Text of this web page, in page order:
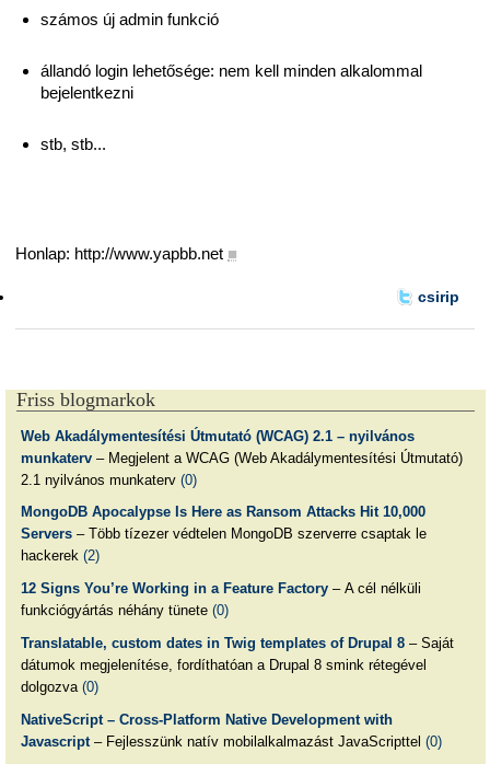
számos új admin funkció
állandó login lehetősége: nem kell minden alkalommal
bejelentkezni
stb, stb...
Honlap: http://www.yapbb.net ■
csirip
Friss blogmarkok
Web Akadálymentesítési Útmutató (WCAG) 2.1 – nyilvános
munkaterv– Megjelent a WCAG (Web Akadálymentesítési Útmutató)
2.1 nyilvános munkaterv (0)
MongoDB Apocalypse Is Here as Ransom Attacks Hit 10,000
Servers– Több tízezer védtelen MongoDB szerverre csaptak le
hackerek (2)
12 Signs You’re Working in a Feature Factory– A cél nélküli
funkciógyártás néhány tünete (0)
Translatable, custom dates in Twig templates of Drupal 8– Saját
dátumok megjelenítése, fordíthatóan a Drupal 8 smink rétegével
dolgozva (0)
NativeScript – Cross-Platform Native Development with
Javascript– Fejlesszünk natív mobilalkalmazást JavaScripttel (0)